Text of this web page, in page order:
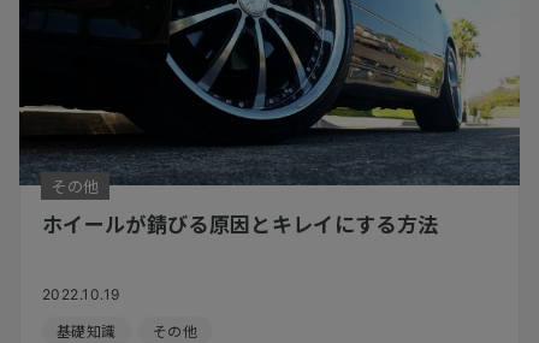
その他
ホイールが錆びる原因とキレイにする方法
2022.10.19
基礎知識 その他